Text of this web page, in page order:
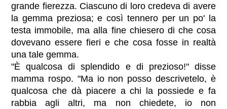
grande fierezza. Ciascuno di loro credeva di avere
la gemma preziosa; e così tennero per un po' la
testa immobile, ma alla fine chiesero di che cosa
dovevano essere fieri e che cosa fosse in realtà
una tale gemma.
"È qualcosa di splendido e di prezioso!" disse
mamma rospo. "Ma io non posso descrivetelo, è
qualcosa che dà piacere a chi la possiede e fa
rabbia agli altri, ma non chiedete, io non